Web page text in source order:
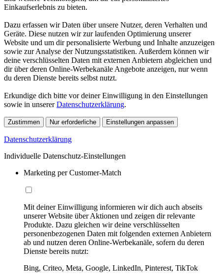
Einkaufserlebnis zu bieten.
Dazu erfassen wir Daten über unsere Nutzer, deren Verhalten und
Geräte. Diese nutzen wir zur laufenden Optimierung unserer
Website und um dir personalisierte Werbung und Inhalte anzuzeigen
sowie zur Analyse der Nutzungsstatistiken. Außerdem können wir
deine verschlüsselten Daten mit externen Anbietern abgleichen und
dir über deren Online-Werbekanäle Angebote anzeigen, nur wenn
du deren Dienste bereits selbst nutzt.
Erkundige dich bitte vor deiner Einwilligung in den Einstellungen
sowie in unsererDatenschutzerklärung.
Zustimmen Nur erforderliche Einstellungen anpassen
Datenschutzerklärung
Individuelle Datenschutz-Einstellungen
Marketing per Customer-Match
Mit deiner Einwilligung informieren wir dich auch abseits
unserer Website über Aktionen und zeigen dir relevante
Produkte. Dazu gleichen wir deine verschlüsselten
personenbezogenen Daten mit folgenden externen Anbietern
ab und nutzen deren Online-Werbekanäle, sofern du deren
Dienste bereits nutzt:
Bing, Criteo, Meta, Google, LinkedIn, Pinterest, TikTok